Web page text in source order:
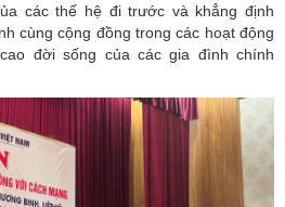
các thế hệ đi trước và khẳng định
cùng cộng đồng trong các hoạt động
đời sống của các gia đình chính